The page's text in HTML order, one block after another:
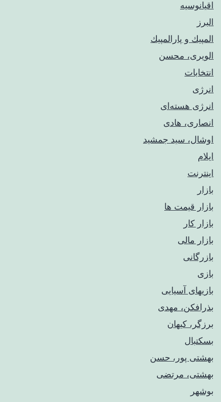
اقیانوسیه
البرز
المپيك و پارالمپيك
الویری، محسن
انتخابات
انرژی
انرژی هسته‌ای
انصاری، هادی
اوشال، سید جمشید
ایلام
اینترنت
بازار
بازار قیمت ها
بازار کار
بازار مالی
بازرگانی
بازی
بازیهای آسیایی
بذرافکن، مهدی
برزگر، کیهان
بسکتبال
بهشتی پور، حسن
بهشتی، مرتضی
بوشهر